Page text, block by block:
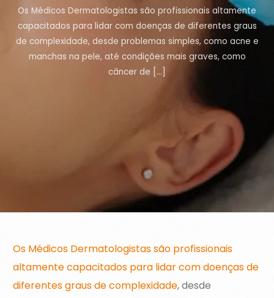
Os Médicos Dermatologistas são profissionais altamente
capacitados para lidar com doenças de diferentes graus
de complexidade, desde problemas simples, como acne e
manchas na pele, até condições mais graves, como
câncer de […]
Os Médicos Dermatologistas são profissionais
altamente capacitados para lidar com doenças de
diferentes graus de complexidade, desde